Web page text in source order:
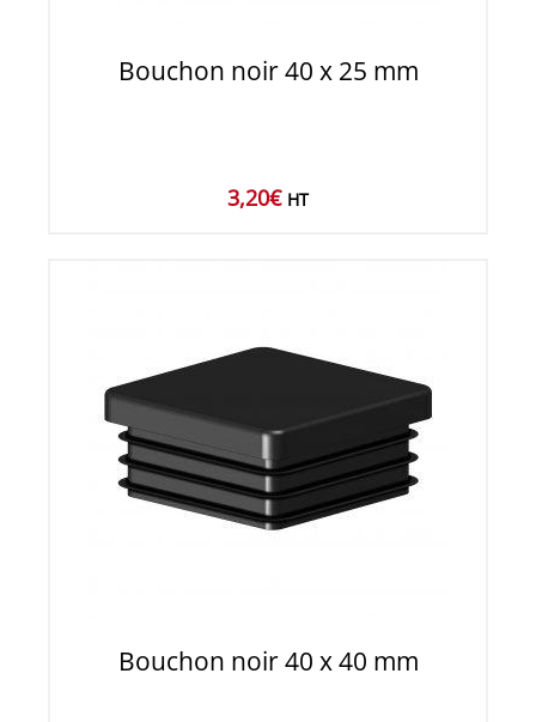
Bouchon noir 40 x 25 mm
3,20€ HT
Bouchon noir 40 x 40 mm